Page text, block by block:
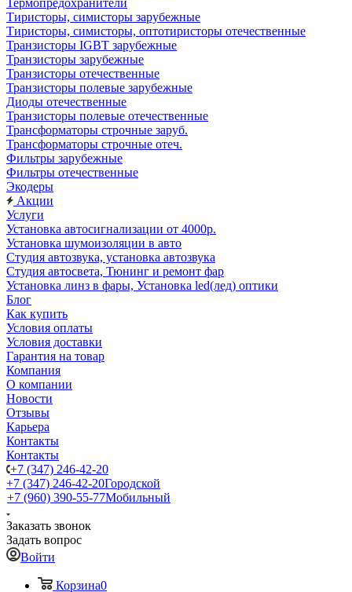
Термопредохранители
Тиристоры, симисторы зарубежные
Тиристоры, симисторы, оптотиристоры отечественные
Транзисторы IGBT зарубежные
Транзисторы зарубежные
Транзисторы отечественные
Транзисторы полевые зарубежные
Диоды отечественные
Транзисторы полевые отечественные
Трансформаторы строчные заруб.
Трансформаторы строчные отеч.
Фильтры зарубежные
Фильтры отечественные
Экодеры
Акции
Услуги
Установка автосигнализации от 4000р.
Установка шумоизоляции в авто
Студия автозвука, установка автозвука
Студия автосвета, Тюнинг и ремонт фар
Установка линз в фары, Установка led(лед) оптики
Блог
Как купить
Условия оплаты
Условия доставки
Гарантия на товар
Компания
О компании
Новости
Отзывы
Карьера
Контакты
Контакты
+7 (347) 246-42-20
+7 (347) 246-42-20Городской
+7 (960) 390-55-77Мобильный
Заказать звонок
Задать вопрос
Войти
Корзина0